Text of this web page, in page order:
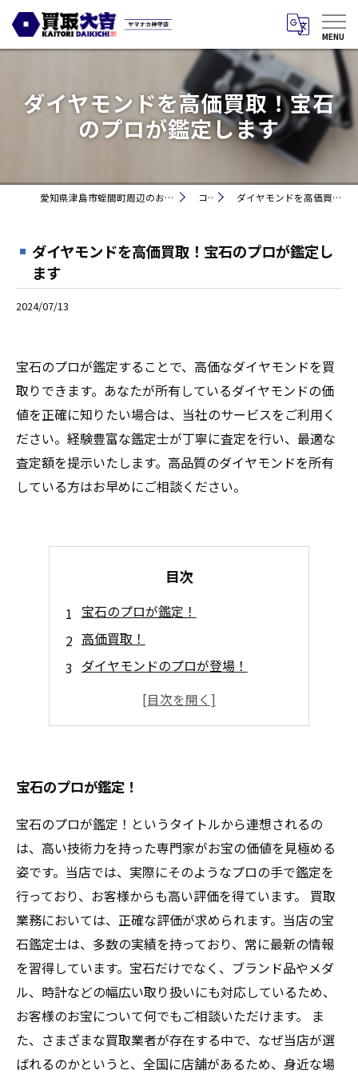
ダイヤモンドを高価買取！宝石
のプロが鑑定します
愛知県津島市蛭間町周辺のお買取りなら買取大吉 ヤマナカ神守店 コラム ダイヤモンドを高価買取！宝石のプロが鑑定します
ダイヤモンドを高価買取！宝石のプロが鑑定し
ます
2024/07/13
宝石のプロが鑑定することで、高価なダイヤモンドを買
取りできます。あなたが所有しているダイヤモンドの価
値を正確に知りたい場合は、当社のサービスをご利用く
ださい。経験豊富な鑑定士が丁寧に査定を行い、最適な
査定額を提示いたします。高品質のダイヤモンドを所有
している方はお早めにご相談ください。
目次
宝石のプロが鑑定！
高価買取！
ダイヤモンドのプロが登場！
もしもの時のために
宝石のプロが鑑定！
宝石のプロが鑑定！というタイトルから連想されるの
は、高い技術力を持った専門家がお宝の価値を見極める
姿です。当店では、実際にそのようなプロの手で鑑定を
行っており、お客様からも高い評価を得ています。 買取
業務においては、正確な評価が求められます。当店の宝
石鑑定士は、多数の実績を持っており、常に最新の情報
を習得しています。宝石だけでなく、ブランド品やメダ
ル、時計などの幅広い取り扱いにも対応しているため、
お客様のお宝について何でもご相談いただけます。 ま
た、さまざまな買取業者が存在する中で、なぜ当店が選
ばれるのかというと、全国に店舗があるため、身近な場